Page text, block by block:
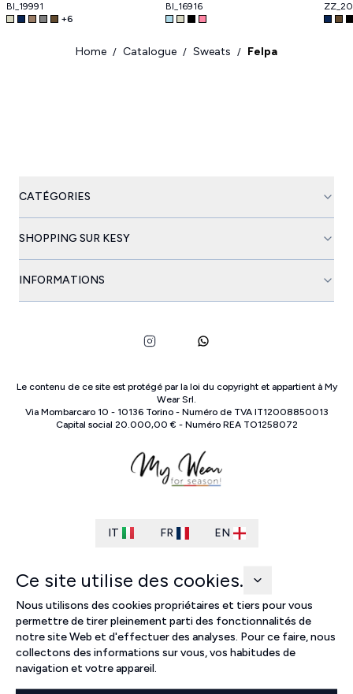
BI_19991
+6
BI_16916
Home / Catalogue / Sweats / Felpa
CATÉGORIES
SHOPPING SUR KESY
INFORMATIONS
Le contenu de ce site est protégé par la loi du copyright et appartient à My
Wear Srl.
Via Mombarcaro 10 - 10136 Torino- Numéro de TVA IT12008850013
Capital social 20.000,00 € - Numéro REA TO1258072
IT FR EN
Ce site utilise des cookies.
Nous utilisons des cookies propriétaires et tiers pour vous
permettre de tirer pleinement parti des fonctionnalités de
notre site Web et d'effectuer des analyses. Pour ce faire, nous
collectons des informations sur vous, vos habitudes de
navigation et votre appareil.